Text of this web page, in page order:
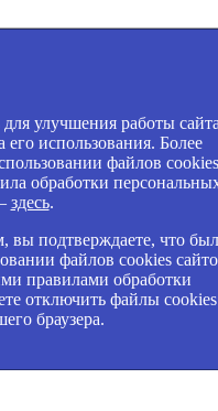
улучшения работы
использования. Более
файлов cookies
обработки
здесь.
вы подтверждаете, что
файлов cookies
правилами обработки
отключить файлы
браузера.